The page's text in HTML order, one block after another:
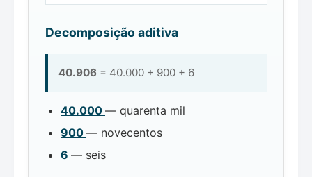
Decomposição aditiva
40.906 = 40.000 + 900 + 6
40.000 — quarenta mil
900 — novecentos
6 — seis